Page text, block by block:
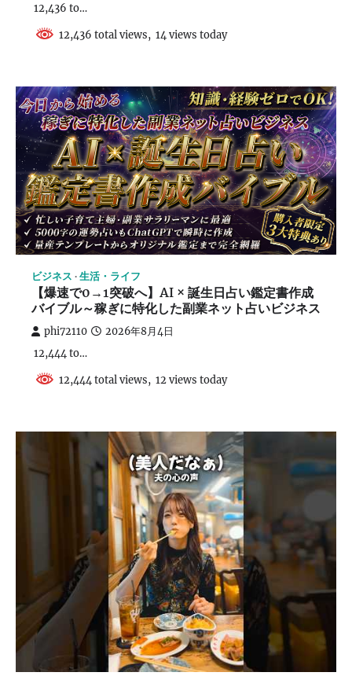
12,436 to…
12,436 total views, 14 views today
ビジネス 生活・ライフ
【爆速で0→1突破へ】AI × 誕生日占い鑑定書作成
バイブル～稼ぎに特化した副業ネット占いビジネス
phi72110 2026年8月4日
12,444 to…
12,444 total views, 12 views today